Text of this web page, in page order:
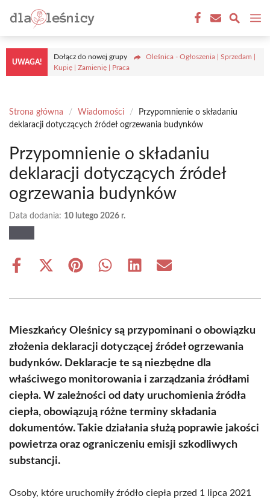
do
treści
UWAGA!
Dołącz do nowej grupy
Oleśnica - Ogłoszenia | Sprzedam |
Kupię | Zamienię | Praca
Strona główna / Wiadomości /
Przypomnienie o składaniu
deklaracji dotyczących źródeł ogrzewania budynków
Przypomnienie o składaniu
deklaracji dotyczących źródeł
ogrzewania budynków
Data dodania: 10 lutego 2026 r.
Share
Share
(Twitter)
Share Share Share Share
Mieszkańcy Oleśnicy są przypominani o obowiązku
złożenia deklaracji dotyczącej źródeł ogrzewania
budynków. Deklaracje te są niezbędne dla
właściwego monitorowania i zarządzania źródłami
ciepła. W zależności od daty uruchomienia źródła
ciepła, obowiązują różne terminy składania
dokumentów. Takie działania służą poprawie jakości
powietrza oraz ograniczeniu emisji szkodliwych
substancji.
Osoby, które uruchomiły źródło ciepła przed 1 lipca 2021